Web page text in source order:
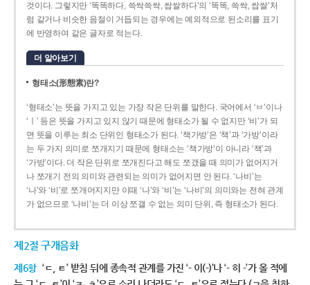
것이다. 그렇지만 ‘똑똑하다, 쓱싹쓱싹, 쌉쌀하다’의 ‘똑똑, 쓱싹, 쌉쌀’처
럼 같거나 비슷한 음절이 거듭되는 경우에는 예외적으로 된소리를 표기
에 반영하여 같은 글자로 적는다.
더 알아보기
형태소(形態素)란?
‘형태소’는 뜻을 가지고 있는 가장 작은 단위를 말한다. 국어에서 ‘ㅂ’이나
‘ㅣ’ 등은 뜻을 가지고 있지 않기 때문에 형태소가 될 수 없지만 ‘비’가 되
면 뜻을 이루는 최소 단위인 형태소가 된다. ‘책가방’은 ‘책’과 ‘가방’이라
는 두 가지 의미로 쪼개지기 때문에 형태소는 ‘책가방’이 아니라 ‘책’과
‘가방’이다. 더 작은 단위로 쪼개진다고 해도 쪼갰을 때 의미가 없어지거
나 쪼개기 전의 의미와 관련되는 의미가 없어지면 안 된다. ‘나비’는
‘나’와 ‘비’로 쪼개어지지만 이때 ‘나’와 ‘비’는 ‘나비’의 의미와는 전혀 관계
가 없으므로 ‘나비’는 더 이상 쪼갤 수 없는 의미 단위, 즉 형태소가 된다.
제2절 구개음화
제6항 ‘ㄷ, ㅌ’ 받침 뒤에 종속적 관계를 가진 ‘- 이(-)’나 ‘- 히 -’가 올 적에